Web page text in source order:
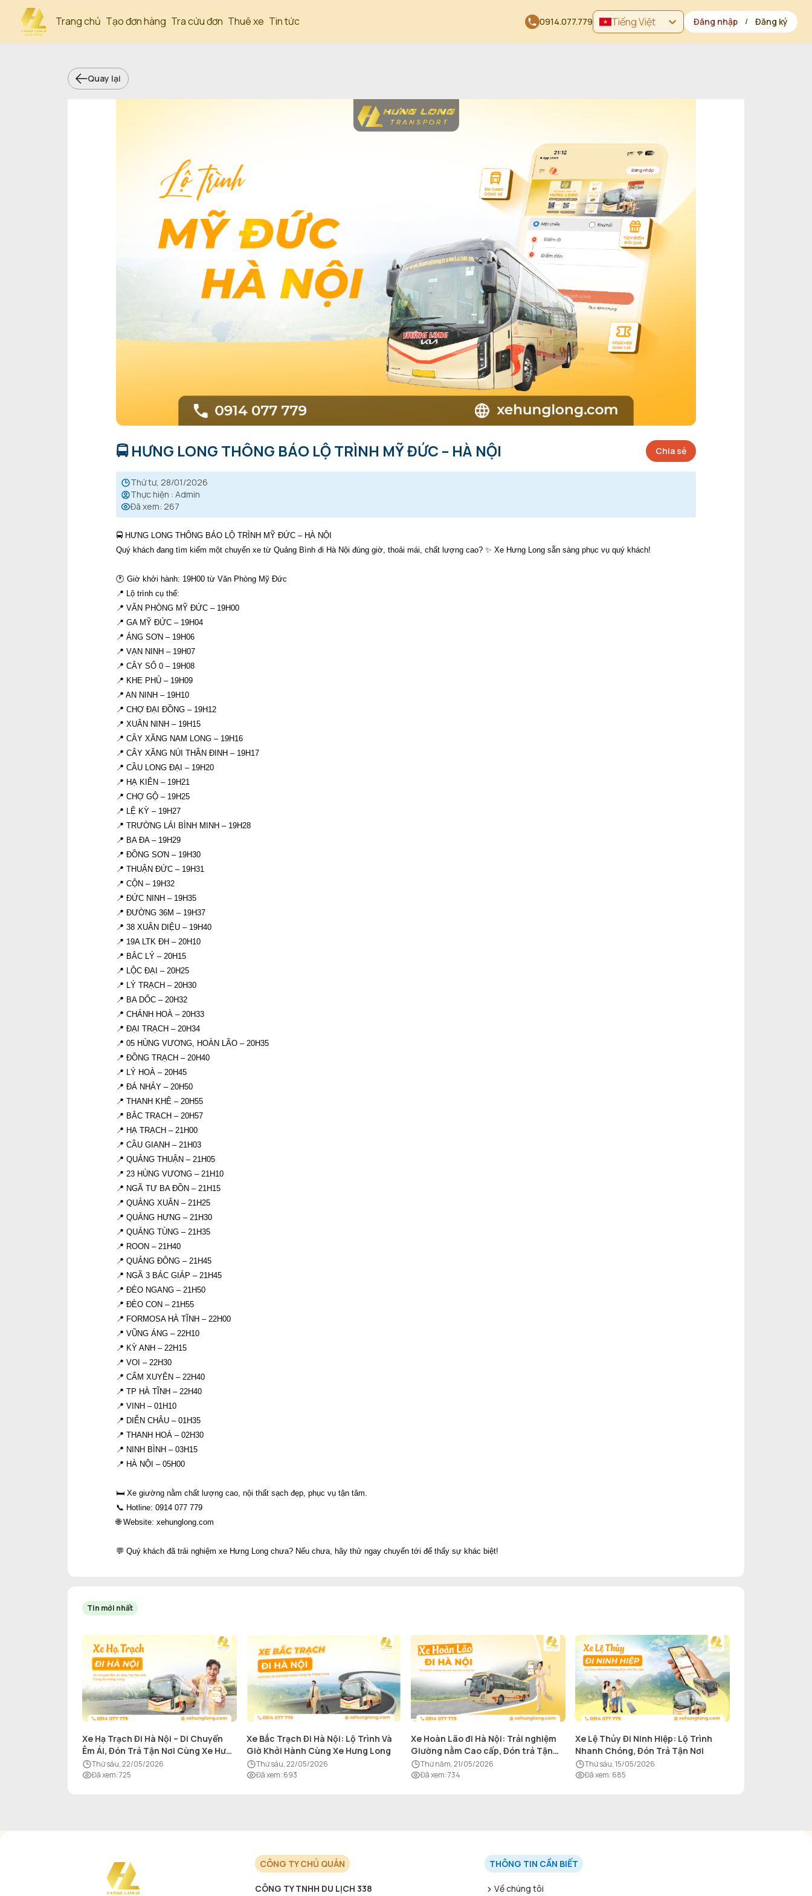
Trang chủ Tạo đơn hàng Tra cứu đơn Thuê xe Tin tức 0914.077.779 Tiếng Việt Đăng nhập / Đăng ký
Quay lại
🚍 HƯNG LONG THÔNG BÁO LỘ TRÌNH MỸ ĐỨC – HÀ NỘI Chia sẻ
thứ tư, 28/01/2026
Thực hiện : Admin
Đã xem: 267
🚍 HƯNG LONG THÔNG BÁO LỘ TRÌNH MỸ ĐỨC – HÀ NỘI
Quý khách đang tìm kiếm một chuyến xe từ Quảng Bình đi Hà Nội đúng giờ, thoải mái, chất lượng cao? ✨ Xe Hưng Long sẵn sàng phục vụ quý khách!
🕐 Giờ khởi hành: 19H00 từ Văn Phòng Mỹ Đức
📍 Lộ trình cụ thể:
📍 VĂN PHÒNG MỸ ĐỨC – 19H00
📍 GA MỸ ĐỨC – 19H04
📍 ÁNG SƠN – 19H06
📍 VẠN NINH – 19H07
📍 CÂY SỐ 0 – 19H08
📍 KHE PHỦ – 19H09
📍 AN NINH – 19H10
📍 CHỢ ĐẠI ĐỒNG – 19H12
📍 XUÂN NINH – 19H15
📍 CÂY XĂNG NAM LONG – 19H16
📍 CÂY XĂNG NÚI THẦN ĐINH – 19H17
📍 CẦU LONG ĐẠI – 19H20
📍 HẠ KIÊN – 19H21
📍 CHỢ GỘ – 19H25
📍 LỆ KỲ – 19H27
📍 TRƯỜNG LÁI BÌNH MINH – 19H28
📍 BA ĐA – 19H29
📍 ĐỒNG SƠN – 19H30
📍 THUẬN ĐỨC – 19H31
📍 CỘN – 19H32
📍 ĐỨC NINH – 19H35
📍 ĐƯỜNG 36M – 19H37
📍 38 XUÂN DIỆU – 19H40
📍 19A LTK ĐH – 20H10
📍 BẮC LÝ – 20H15
📍 LỘC ĐẠI – 20H25
📍 LÝ TRẠCH – 20H30
📍 BA DỐC – 20H32
📍 CHÁNH HOÀ – 20H33
📍 ĐẠI TRẠCH – 20H34
📍 05 HÙNG VƯƠNG, HOÀN LÃO – 20H35
📍 ĐỒNG TRẠCH – 20H40
📍 LÝ HOÀ – 20H45
📍 ĐÁ NHẢY – 20H50
📍 THANH KHÊ – 20H55
📍 BẮC TRẠCH – 20H57
📍 HẠ TRẠCH – 21H00
📍 CẦU GIANH – 21H03
📍 QUẢNG THUẬN – 21H05
📍 23 HÙNG VƯƠNG – 21H10
📍 NGÃ TƯ BA ĐỒN – 21H15
📍 QUẢNG XUÂN – 21H25
📍 QUẢNG HƯNG – 21H30
📍 QUẢNG TÙNG – 21H35
📍 ROON – 21H40
📍 QUẢNG ĐÔNG – 21H45
📍 NGÃ 3 BÁC GIÁP – 21H45
📍 ĐÈO NGANG – 21H50
📍 ĐÈO CON – 21H55
📍 FORMOSA HÀ TĨNH – 22H00
📍 VŨNG ÁNG – 22H10
📍 KỲ ANH – 22H15
📍 VOI – 22H30
📍 CẨM XUYÊN – 22H40
📍 TP HÀ TĨNH – 22H40
📍 VINH – 01H10
📍 DIỄN CHÂU – 01H35
📍 THANH HOÁ – 02H30
📍 NINH BÌNH – 03H15
📍 HÀ NỘI – 05H00
🛏️ Xe giường nằm chất lượng cao, nội thất sạch đẹp, phục vụ tận tâm.
📞 Hotline: 0914 077 779
🌐 Website: xehunglong.com
💬 Quý khách đã trải nghiệm xe Hưng Long chưa? Nếu chưa, hãy thử ngay chuyến tới để thấy sự khác biệt!
Tin mới nhất
Xe Hạ Trạch Đi Hà Nội – Di Chuyển
Êm Ái, Đón Trả Tận Nơi Cùng Xe Hưng
Longthứ sáu, 22/05/2026
Đã xem:725
Xe Bắc Trạch Đi Hà Nội: Lộ Trình Và
Giờ Khởi Hành Cùng Xe Hưng Long
thứ sáu, 22/05/2026
Đã xem: 693
Xe Hoàn Lão đi Hà Nội: Trải nghiệm
Giường nằm Cao cấp, Đón trả Tận
nơithứ năm, 21/05/2026
Đã xem:734
Xe Lệ Thủy Đi Ninh Hiệp: Lộ Trình
Nhanh Chóng, Đón Trả Tận Nơi
thứ sáu, 15/05/2026
Đã xem: 685
CÔNG TY CHỦ QUẢN
CÔNG TY TNHH DU LỊCH 338
THÔNG TIN CẦN BIẾT
Về chúng tôi